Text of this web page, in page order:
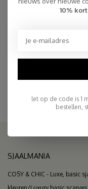
Snelle Levering
SJAALMANIA
COSY & CHIC - Luxe, basic
10%
let op de code is 1
bestellen,